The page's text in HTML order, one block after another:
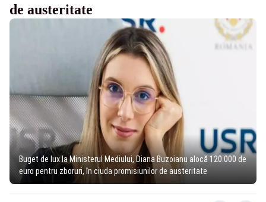
de austeritate
Buget de lux la Ministerul Mediului, Diana Buzoianu alocă 120.000 de
euro pentru zboruri, în ciuda promisiunilor de austeritate